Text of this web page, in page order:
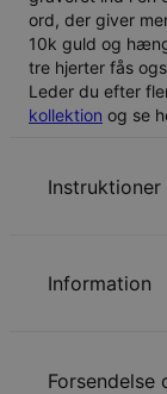
ord, der giver
10k guld og
tre hjerter fås
Leder du efter
kollektion og se
Instruktioner
Klik her for
Information
Udmålinger
Forsendelse